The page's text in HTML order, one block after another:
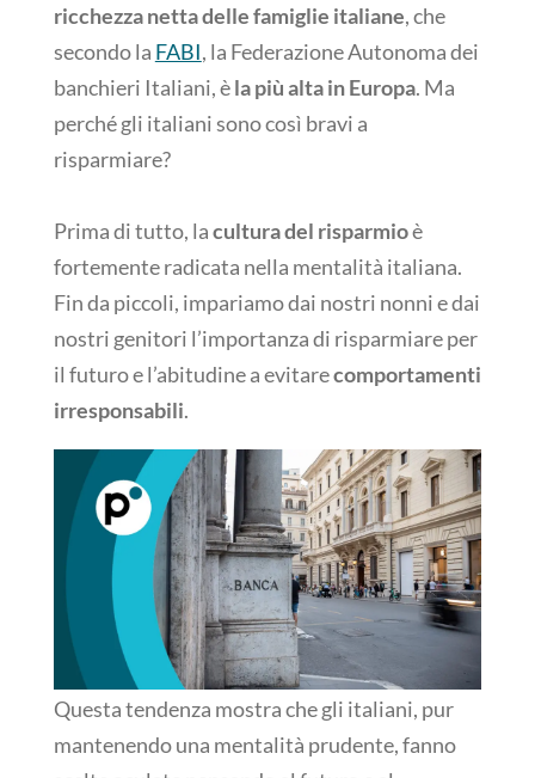
ricchezza netta delle famiglie italiane, che
secondo la FABI, la Federazione Autonoma dei
banchieri Italiani, èla più alta in Europa. Ma
perché gli italiani sono così bravi a
risparmiare?
Prima di tutto, lacultura del risparmioè
fortemente radicata nella mentalità italiana.
Fin da piccoli, impariamo dai nostri nonni e dai
nostri genitori l’importanza di risparmiare per
il futuro e l’abitudine a evitarecomportamenti
irresponsabili.
Questa tendenza mostra che gli italiani, pur
mantenendo una mentalità prudente, fanno